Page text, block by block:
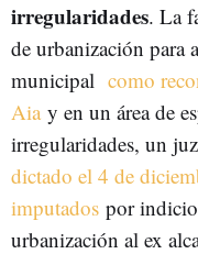
irregularidades. La
de urbanización para
municipal como
Aiay en un área de
irregularidades, un
dictado el 4 de
imputados por
urbanización al ex